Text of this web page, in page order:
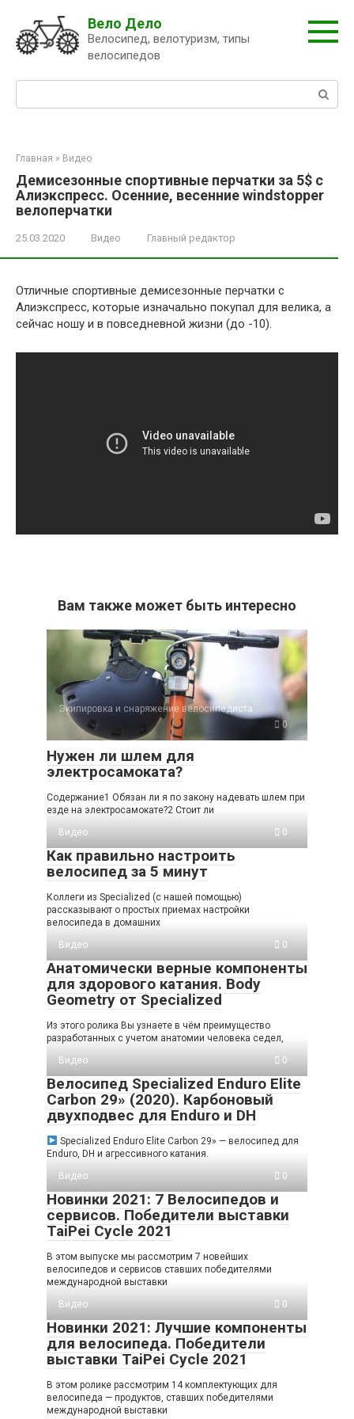
контенту
Вело Дело
Велосипед, велотуризм, типы
велосипедов
Главная » Видео
Демисезонные спортивные перчатки за 5$ с
Алиэкспресс. Осенние, весенние windstopper
велоперчатки
25.03.2020 Видео Главный редактор
Отличные спортивные демисезонные перчатки с
Алиэкспресс, которые изначально покупал для велика, а
сейчас ношу и в повседневной жизни (до -10).
Вам также может быть интересно
Экипировка и снаряжение велосипедиста
0
Нужен ли шлем для
электросамоката?
Содержание1 Обязан ли я по закону надевать шлем при
езде на электросамокате?2 Стоит ли
Видео
0
Как правильно настроить
велосипед за 5 минут
Коллеги из Specialized (с нашей помощью)
рассказывают о простых приемах настройки
велосипеда в домашних
Видео
0
Анатомически верные компоненты
для здорового катания. Body
Geometry от Specialized
Из этого ролика Вы узнаете в чём преимущество
разработанных с учетом анатомии человека седел,
Видео
0
Велосипед Specialized Enduro Elite
Carbon 29» (2020). Карбоновый
двухподвес для Enduro и DH
Specialized Enduro Elite Carbon 29» — велосипед для
Enduro, DH и агрессивного катания.
Видео
0
Новинки 2021: 7 Велосипедов и
сервисов. Победители выставки
TaiPei Cycle 2021
В этом выпуске мы рассмотрим 7 новейших
велосипедов и сервисов ставших победителями
международной выставки
Видео
0
Новинки 2021: Лучшие компоненты
для велосипеда. Победители
выставки TaiPei Cycle 2021
В этом ролике рассмотрим 14 комплектующих для
велосипеда — продуктов, ставших победителями
международной выставки